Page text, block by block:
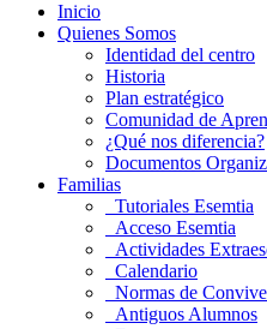
Inicio
Quienes Somos
Identidad del centro
Historia
Plan estratégico
Comunidad de
¿Qué nos diferencia?
Documentos
Familias
Tutoriales Esemtia
Acceso Esemtia
Actividades
Calendario
Normas de
Antiguos Alumnos